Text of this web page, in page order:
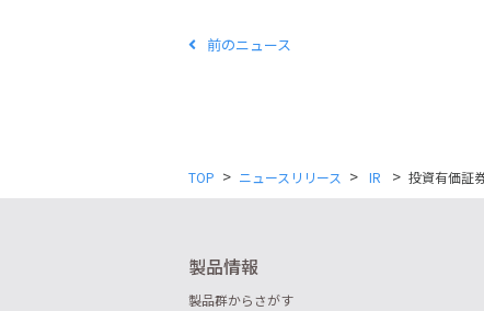
前のニュース
TOP > ニュースリリース > IR > 投資有価証
製品情報
製品群からさがす